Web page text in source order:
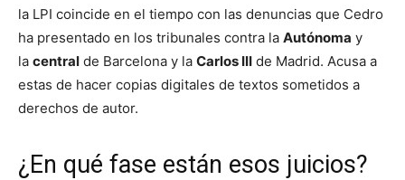
la LPI coincide en el tiempo con las denuncias que Cedro
ha presentado en los tribunales contra la Autónoma y
la central de Barcelona y la Carlos III de Madrid. Acusa a
estas de hacer copias digitales de textos sometidos a
derechos de autor.
¿En qué fase están esos juicios?